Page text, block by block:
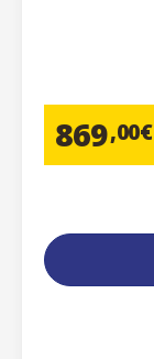
869,00€